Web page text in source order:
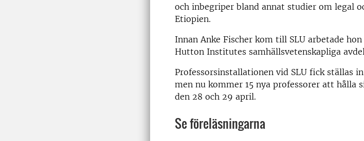
och inbegriper bland annat studier om legal
Etiopien.
Innan Anke Fischer kom till SLU arbetade
Hutton Institutes samhällsvetenskapliga
Professorsinstallationen vid SLU fick ställas
men nu kommer 15 nya professorer att
den 28 och 29 april.
Se föreläsningarna